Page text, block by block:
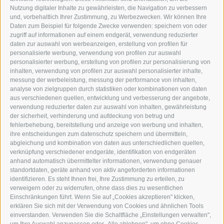
Nutzung digitaler Inhalte zu gewährleisten, die Navigation zu verbessern
und, vorbehaltlich Ihrer Zustimmung, zu Werbezwecken. Wir können Ihre
Daten zum Beispiel für folgende Zwecke verwenden: speichern von oder
zugriff auf informationen auf einem endgerät, verwendung reduzierter
daten zur auswahl von werbeanzeigen, erstellung von profilen für
personalisierte werbung, verwendung von profilen zur auswahl
personalisierter werbung, erstellung von profilen zur personalisierung von
inhalten, verwendung von profilen zur auswahl personalisierter inhalte,
messung der werbeleistung, messung der performance von inhalten,
analyse von zielgruppen durch statistiken oder kombinationen von daten
aus verschiedenen quellen, entwicklung und verbesserung der angebote,
verwendung reduzierter daten zur auswahl von inhalten, gewährleistung
der sicherheit, verhinderung und aufdeckung von betrug und
fehlerbehebung, bereitstellung und anzeige von werbung und inhalten,
ihre entscheidungen zum datenschutz speichern und übermitteln,
abgleichung und kombination von daten aus unterschiedlichen quellen,
verknüpfung verschiedener endgeräte, identifikation von endgeräten
anhand automatisch übermittelter informationen, verwendung genauer
standortdaten, geräte anhand von aktiv angeforderten informationen
identifizieren. Es steht Ihnen frei, Ihre Zustimmung zu erteilen, zu
verweigern oder zu widerrufen, ohne dass dies zu wesentlichen
Einschränkungen führt. Wenn Sie auf „Cookies akzeptieren" klicken,
erklären Sie sich mit der Verwendung von Cookies und ähnlichen Tools
einverstanden. Verwenden Sie die Schaltfläche „Einstellungen verwalten",
DER ERKER
NEUSTADT 20A
I-39049 STERZING
TEL.: +39 0472 766876
GRAFIK@DERERKER.IT
INFO@DERERKER.IT
BARBARA.FONTANA@DERERKER.IT
DER ERKER
WERBEN IM ERKER
ONLINE-WERBUNG
SEPA-DAUERAUFTRAG
REGELN LESERKOMMENTARE
ONLINE VOTING
SERVICE
VERANSTALTUNGSKALENDER
KLEINANZEIGER